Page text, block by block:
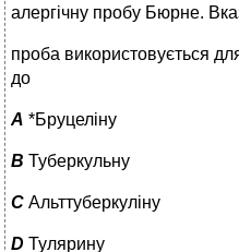
алергічну пробу Бюрне.
проба використовується
до
A *Бруцеліну
B Туберкульну
C Альттуберкуліну
D Тулярину